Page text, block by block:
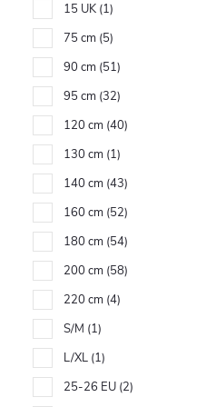
15 UK 1
75 cm 5
90 cm 51
95 cm 32
120 cm 40
130 cm 1
140 cm 43
160 cm 52
180 cm 54
200 cm 58
220 cm 4
S/M 1
L/XL 1
25-26 EU 2